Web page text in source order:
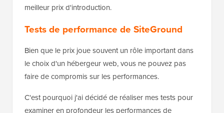
meilleur prix d'introduction.
Tests de performance de SiteGround
Bien que le prix joue souvent un rôle important dans
le choix d'un hébergeur web, vous ne pouvez pas
faire de compromis sur les performances.
C'est pourquoi j'ai décidé de réaliser mes tests pour
examiner en profondeur les performances de